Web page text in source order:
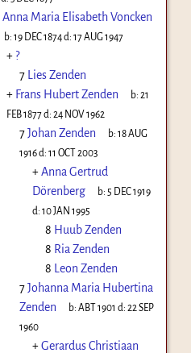
Anna Maria Elisabeth Voncken
b:19 DEC 1874d:17 AUG 1947
+ ?
7 Lies Zenden
+ Frans Hubert Zenden b:21
FEB 1877d: 24 NOV 1962
7Johan Zenden b:18 AUG
1916d: 11 OCT 2003
+Anna Gertrud
Dörenberg
b: 5 DEC 1919
d: 10 JAN 1995
8 Huub Zenden
8 Ria Zenden
8 Leon Zenden
7Johanna Maria Hubertina
Zenden
b:ABT 1901 d:22 SEP
1960
+Gerardus Christiaan